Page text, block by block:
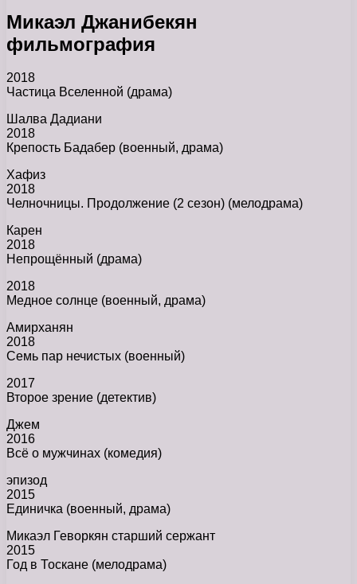
Микаэл Джанибекян
фильмография
2018
Частица Вселенной (драма)
Шалва Дадиани
2018
Крепость Бадабер (военный, драма)
Хафиз
2018
Челночницы. Продолжение (2 сезон) (мелодрама)
Карен
2018
Непрощённый (драма)
2018
Медное солнце (военный, драма)
Амирханян
2018
Семь пар нечистых (военный)
2017
Второе зрение (детектив)
Джем
2016
Всё о мужчинах (комедия)
эпизод
2015
Единичка (военный, драма)
Микаэл Геворкян старший сержант
2015
Год в Тоскане (мелодрама)